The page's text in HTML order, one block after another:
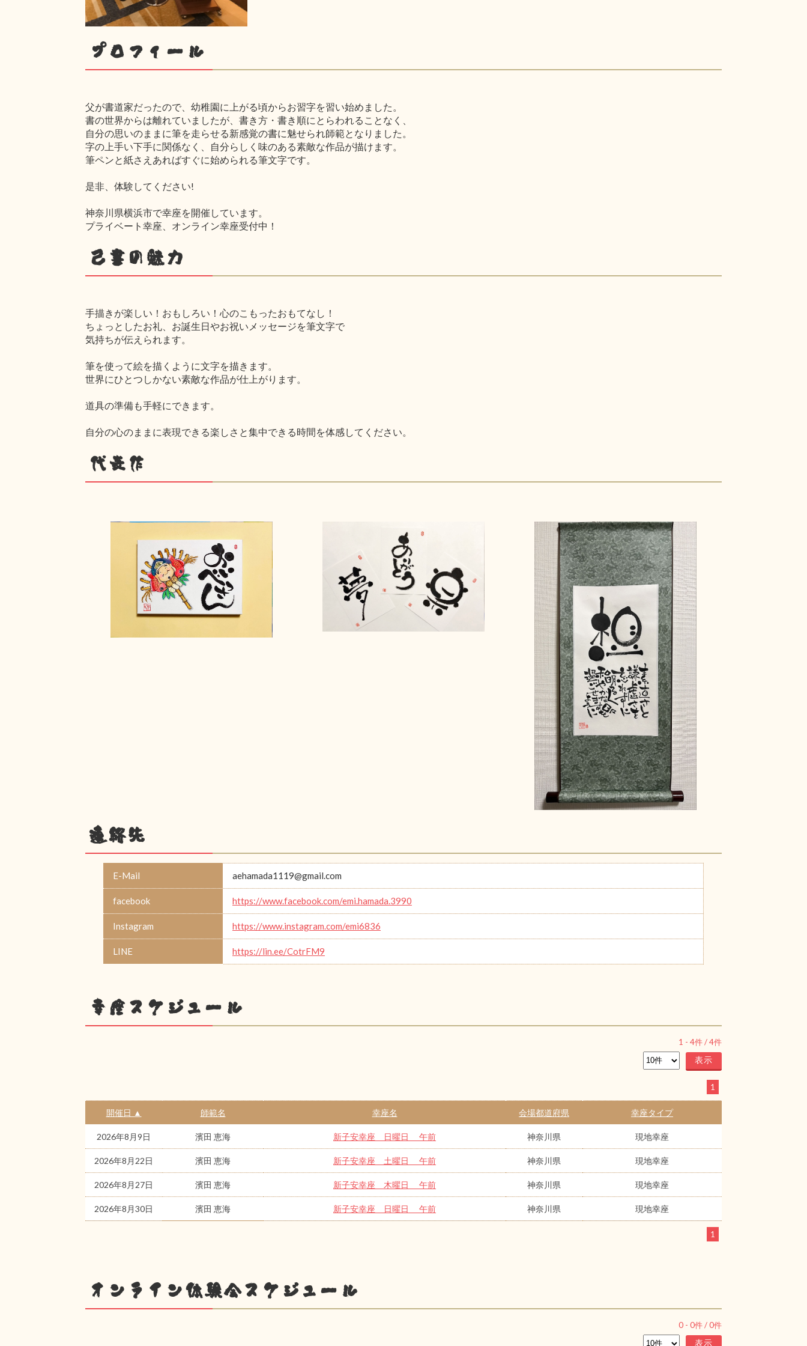
プロフィール
父が書道家だったので、幼稚園に上がる頃からお習字を習い始めました。
書の世界からは離れていましたが、書き方・書き順にとらわれることなく、
自分の思いのままに筆を走らせる新感覚の書に魅せられ師範となりました。
字の上手い下手に関係なく、自分らしく味のある素敵な作品が描けます。
筆ペンと紙さえあればすぐに始められる筆文字です。
是非、体験してください!
神奈川県横浜市で幸座を開催しています。
プライベート幸座、オンライン幸座受付中！
己書の魅力
手描きが楽しい！おもしろい！心のこもったおもてなし！
ちょっとしたお礼、お誕生日やお祝いメッセージを筆文字で
気持ちが伝えられます。
筆を使って絵を描くように文字を描きます。
世界にひとつしかない素敵な作品が仕上がります。
道具の準備も手軽にできます。
自分の心のままに表現できる楽しさと集中できる時間を体感してください。
代表作
連絡先
E-Mail aehamada1119@gmail.com
facebook https://www.facebook.com/emi.hamada.3990
Instagram https://www.instagram.com/emi6836
LINE https://lin.ee/CotrFM9
幸座スケジュール
1 - 4件 /4件
1
開催日 ▲ 師範名 幸座名 会場都道府県 幸座タイプ
2026年8月9日 濱田 恵海 新子安幸座 日曜日 午前 神奈川県 現地幸座
2026年8月22日 濱田 恵海 新子安幸座 土曜日 午前 神奈川県 現地幸座
2026年8月27日 濱田 恵海 新子安幸座 木曜日 午前 神奈川県 現地幸座
2026年8月30日 濱田 恵海 新子安幸座 日曜日 午前 神奈川県 現地幸座
1
オンライン体験会スケジュール
0 - 0件 /0件